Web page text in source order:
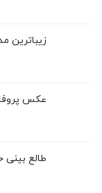
زیباترین
عکس
طالع بینی